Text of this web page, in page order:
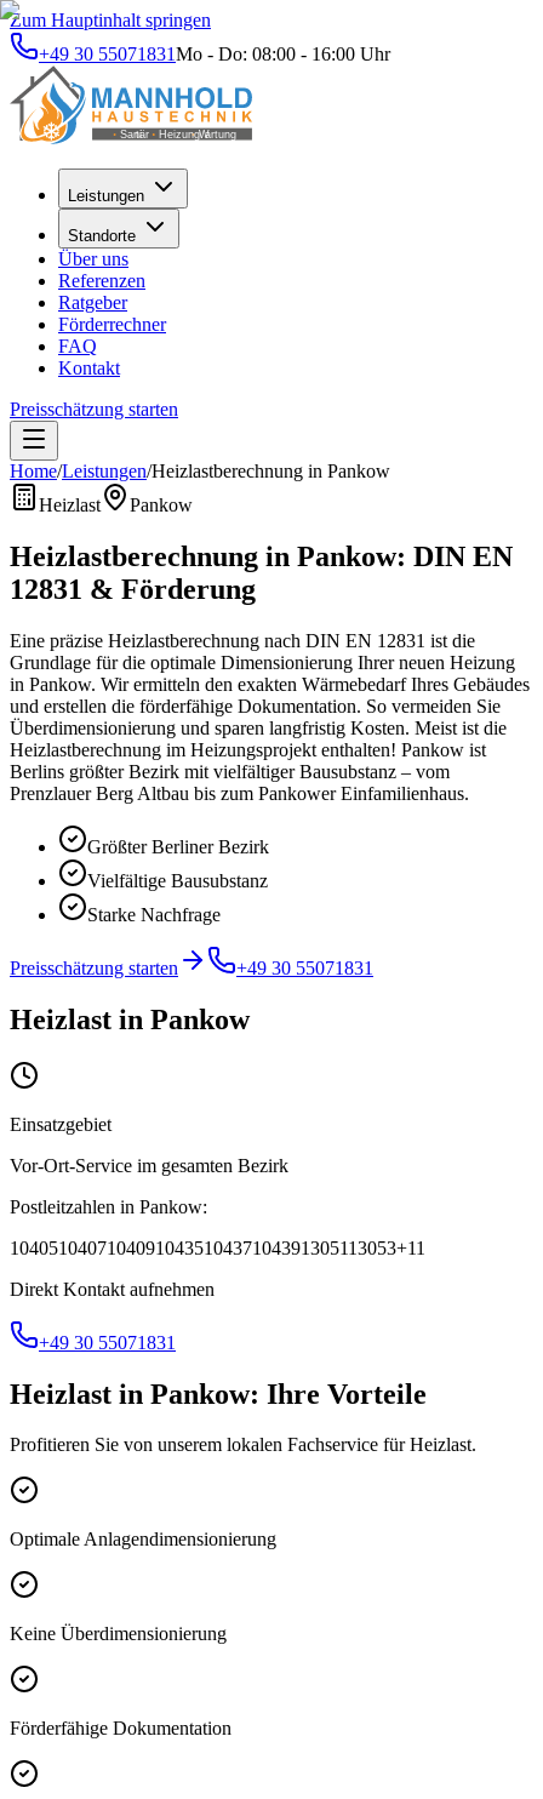
Zum Hauptinhalt springen
+49 30 55071831Mo - Do: 08:00 - 16:00 Uhr
Leistungen
Standorte
Über uns
Referenzen
Ratgeber
Förderrechner
FAQ
Kontakt
Preisschätzung starten
Home/Leistungen/Heizlastberechnung in Pankow
Heizlast
Pankow
Heizlastberechnung in Pankow: DIN EN
12831 & Förderung
Eine präzise Heizlastberechnung nach DIN EN 12831 ist die
Grundlage für die optimale Dimensionierung Ihrer neuen Heizung
in Pankow. Wir ermitteln den exakten Wärmebedarf Ihres Gebäudes
und erstellen die förderfähige Dokumentation. So vermeiden Sie
Überdimensionierung und sparen langfristig Kosten. Meist ist die
Heizlastberechnung im Heizungsprojekt enthalten! Pankow ist
Berlins größter Bezirk mit vielfältiger Bausubstanz – vom
Prenzlauer Berg Altbau bis zum Pankower Einfamilienhaus.
Größter Berliner Bezirk
Vielfältige Bausubstanz
Starke Nachfrage
Preisschätzung starten +49 30 55071831
Heizlast in Pankow
Einsatzgebiet
Vor-Ort-Service im gesamten Bezirk
Postleitzahlen in Pankow:
1040510407104091043510437104391305113053+11
Direkt Kontakt aufnehmen
+49 30 55071831
Heizlast in Pankow: Ihre Vorteile
Profitieren Sie von unserem lokalen Fachservice fürHeizlast.
Optimale Anlagendimensionierung
Keine Überdimensionierung
Förderfähige Dokumentation